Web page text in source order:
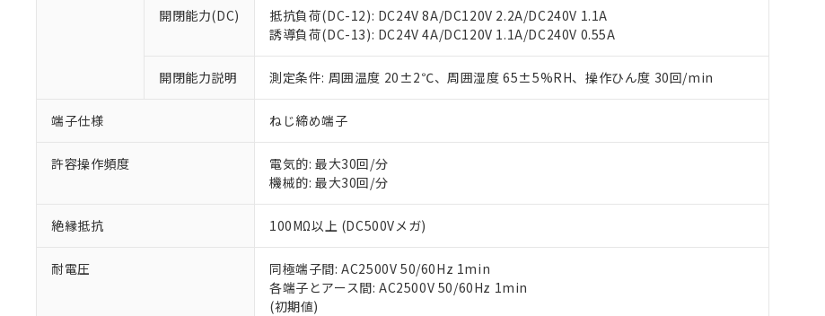
開閉能力(DC)
抵抗負荷(DC-12): DC24V 8A/DC120V 2.2A/DC240V 1.1A
誘導負荷(DC-13): DC24V 4A/DC120V 1.1A/DC240V 0.55A
開閉能力説明 測定条件: 周囲温度 20±2℃、周囲湿度 65±5%RH、操作ひん度 30回/min
端子仕様 ねじ締め端子
許容操作頻度
電気的: 最大30回/分
機械的: 最大30回/分
絶縁抵抗 100MΩ以上 (DC500Vメガ)
耐電圧
同極端子間: AC2500V 50/60Hz 1min
各端子とアース間: AC2500V 50/60Hz 1min
(初期値)
本サービスは、当社制御機器事業取扱商品の当社在庫状況および標準価格(税抜)を提
くものです。
当社制御機器事業取扱商品の中には、本サービスの対象外となる商品もあることをご
のであり、閲覧された時点での実際の在庫および標準価格とは異なる場合があること
い。
正式な納期状況および標準価格はお客様のお取引先、またはお客様担当のオムロン制
当社販売員にご相談ください。
オムロン制御機器販売店や当社販売拠点は「
在庫状況および標準価格結果を当社の事前の承諾なく第三者に漏洩または開示しない
マイパーツ機能（部品リスト作成サービス）をご利用いただくには、I-Webメンバー
ている必要があります。
が、当社の製品・サービスに関するお客様との取引・商談に必要な範囲で利用するこ
さい。
*EU RoHS指令（10物質）：
鉛(Pb) 1000ppm以下、 水銀(Hg) 1000ppm以下、 カドミウム(Cd) 100ppm以下、
六価クロム(Cr(Ⅵ)) 1000ppm以下、ポリ臭化ビフェニル類(PBB) 1000ppm以下、ポリ臭化ジフェニルエーテル類
但し、RoHS指令で産業用監視および制御機器に対する適用除外項目は除く。
※2 対応予定月
部品在庫の切り替え状況などにより、予定月が前後することがあります。
※3 非含有証明書ダウンロード
下記の非含有証明書をダウンロードすることができます。
「－」：未確認です。当社販売部門へお問い合わせください。
*中国RoHS10物質の基準値 (GB/T26572)：
Pb(鉛) :1000ppm、 Hg(水銀) : 1000ppm、 Cd(カドミウム) : 100ppm、
Cr(Ⅵ)(六価クロム) : 1000ppm、 PBBs(ポリ臭化ビフェニル類) : 1000ppm、 PBDEs(ポリ臭化ジフェニルエーテル類) :
DBP(フタル酸ジブチル) : 1000ppm、 DIBP(フタル酸ジイソブチル) : 1000ppm、 BBP(フタル酸ブチルベンジル) :
DEHP(フタル酸ビス(2-エチルヘキシル)) : 1000ppm
※2 環境保護使用期限
「ｅ」：有害物質（10物質）のすべてが基準値以下であることを示します。
「10」：通常の使用状況下において有害物質が外部に漏えいし、環境に深刻な影響を及ぼ
「－」：未確認です。当社販売部門へお問い合わせください。
当社は、これら貴社製品のうち、外国為替および外国貿易法に定める商品（以下｢規制
う）を輸出または国外への提供する場合は、日本国政府の輸出許可(または役務取引許
当社は規制貨物を破棄する場合は、完全に破砕するなど、違法に輸出されないよう必
ます。
置等に一切使用いたしません。
当社は、貴社製品を第三者に販売する場合は、上記1、2および3の内容を当該第三者
また当社は、販売先および販売に係わる関係者が違法に輸出するおそれがある場合は
たしません。
合意する
記
号
説明
○ 一定数以上の在庫あり
△ 一定数には満たないが在庫あり
－
在庫なし(最新の在庫状況については、お客様のお取引先、またはお客様担当のオ
機器販売店・当社販売員にご確認ください)
空
白
受注生産機種、また在庫状況の情報を公開していない機種